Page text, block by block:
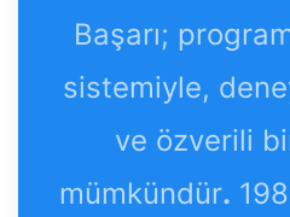
Başarı;
sistemiyle,
ve özverili
mümkündür.